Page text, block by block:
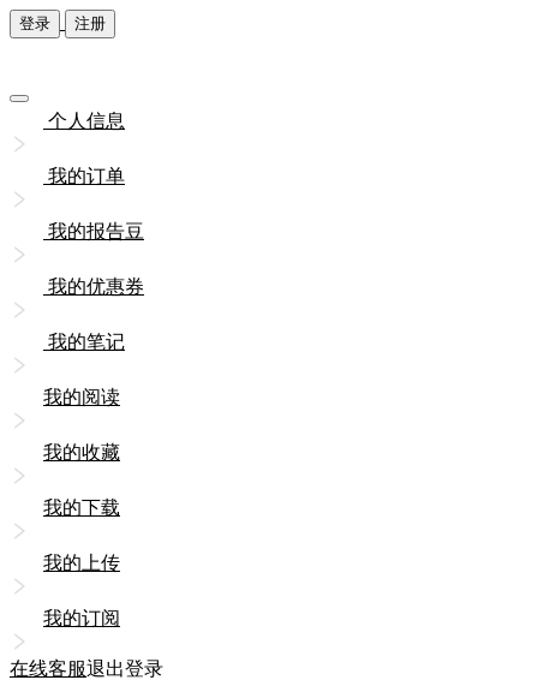
登录 注册
个人信息
我的订单
我的报告豆
我的优惠券
我的笔记
我的阅读
我的收藏
我的下载
我的上传
我的订阅
在线客服退出登录